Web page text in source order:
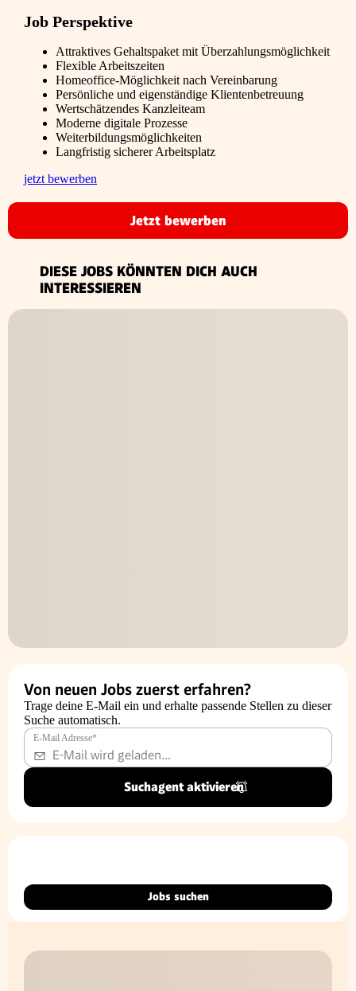
Job Perspektive
Attraktives Gehaltspaket mit Überzahlungsmöglichkeit
Flexible Arbeitszeiten
Homeoffice-Möglichkeit nach Vereinbarung
Persönliche und eigenständige Klientenbetreuung
Wertschätzendes Kanzleiteam
Moderne digitale Prozesse
Weiterbildungsmöglichkeiten
Langfristig sicherer Arbeitsplatz
jetzt bewerben
Jetzt bewerben
DIESE JOBS KÖNNTEN DICH AUCH
INTERESSIEREN
Von neuen Jobs zuerst erfahren?
Trage deine E-Mail ein und erhalte passende Stellen zu dieser
Suche automatisch.
E-Mail Adresse*
Suchagent aktivieren
Jobs suchen